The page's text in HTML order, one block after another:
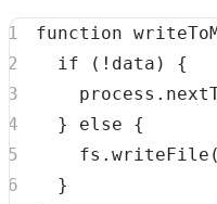
function
if
( ! data )
{
    process
.
}
else
{
    fs
. writeFile (
}